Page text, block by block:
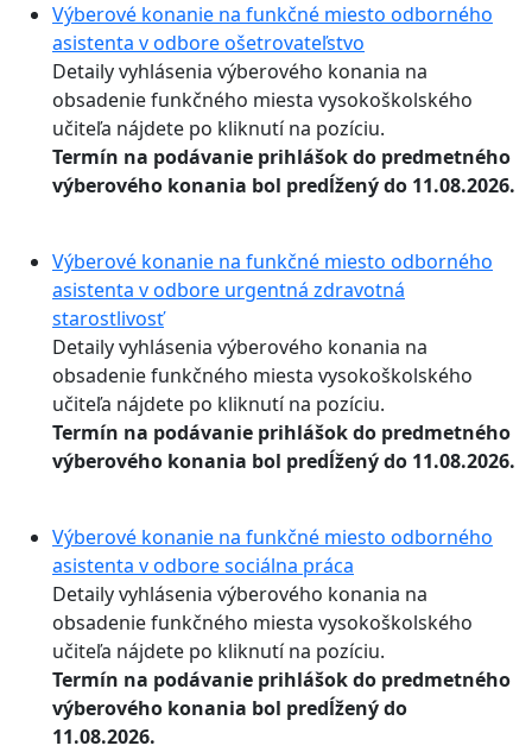
Výberové konanie na funkčné miesto odborného
asistenta v odbore ošetrovateľstvo
Detaily vyhlásenia výberového konania na
obsadenie funkčného miesta vysokoškolského
učiteľa nájdete po kliknutí na pozíciu.
Termín na podávanie prihlášok do predmetného
výberového konania bol predĺžený do 11.08.2026.
Výberové konanie na funkčné miesto odborného
asistenta v odbore urgentná zdravotná
starostlivosť
Detaily vyhlásenia výberového konania na
obsadenie funkčného miesta vysokoškolského
učiteľa nájdete po kliknutí na pozíciu.
Termín na podávanie prihlášok do predmetného
výberového konania bol predĺžený do 11.08.2026.
Výberové konanie na funkčné miesto odborného
asistenta v odbore sociálna práca
Detaily vyhlásenia výberového konania na
obsadenie funkčného miesta vysokoškolského
učiteľa nájdete po kliknutí na pozíciu.
Termín na podávanie prihlášok do predmetného
výberového konania bol predĺžený do
11.08.2026.